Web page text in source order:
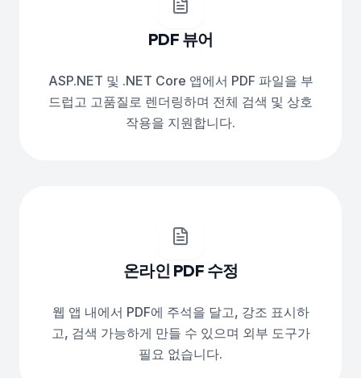
PDF 뷰어
ASP.NET 및 .NET Core 앱에서 PDF 파일을 부
드럽고 고품질로 렌더링하며 전체 검색 및 상호
작용을 지원합니다.
온라인 PDF 수정
웹 앱 내에서 PDF에 주석을 달고, 강조 표시하
고, 검색 가능하게 만들 수 있으며 외부 도구가
필요 없습니다.